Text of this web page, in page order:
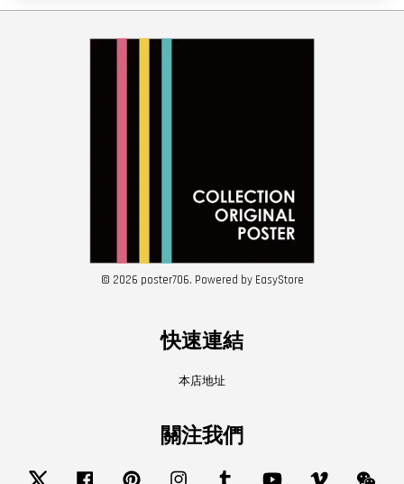
© 2026 poster706. Powered by EasyStore
快速連結
本店地址
關注我們
Twitter Facebook Pinterest Instagram Tumblr YouTube Vimeo